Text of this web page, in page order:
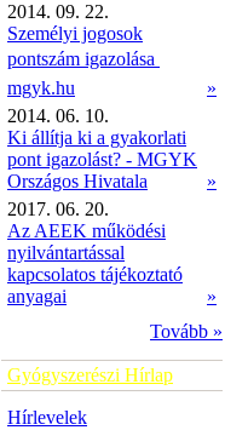
2014. 09. 22.
Személyi jogosok
pontszám igazolása 
mgyk.hu
»
2014. 06. 10.
Ki állítja ki a gyakorlati
pont igazolást? - MGYK
Országos Hivatala
»
2017. 06. 20.
Az AEEK működési
nyilvántartással
kapcsolatos tájékoztató
anyagai
»
Tovább »
Gyógyszerészi Hírlap
Hírlevelek